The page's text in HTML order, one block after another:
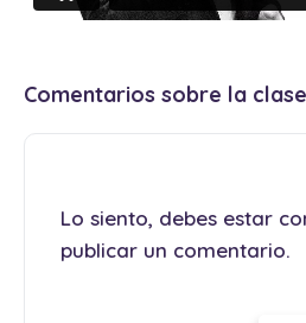
Comentarios sobre la clase
Lo siento, debes estar
publicar un comentario.